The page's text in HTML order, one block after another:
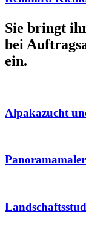
Sie bringt
bei
ein.
Alpakazucht